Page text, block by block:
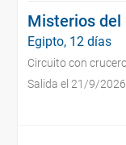
Misterios del
Egipto, 12 días
Circuito con
Salida el 21/9/